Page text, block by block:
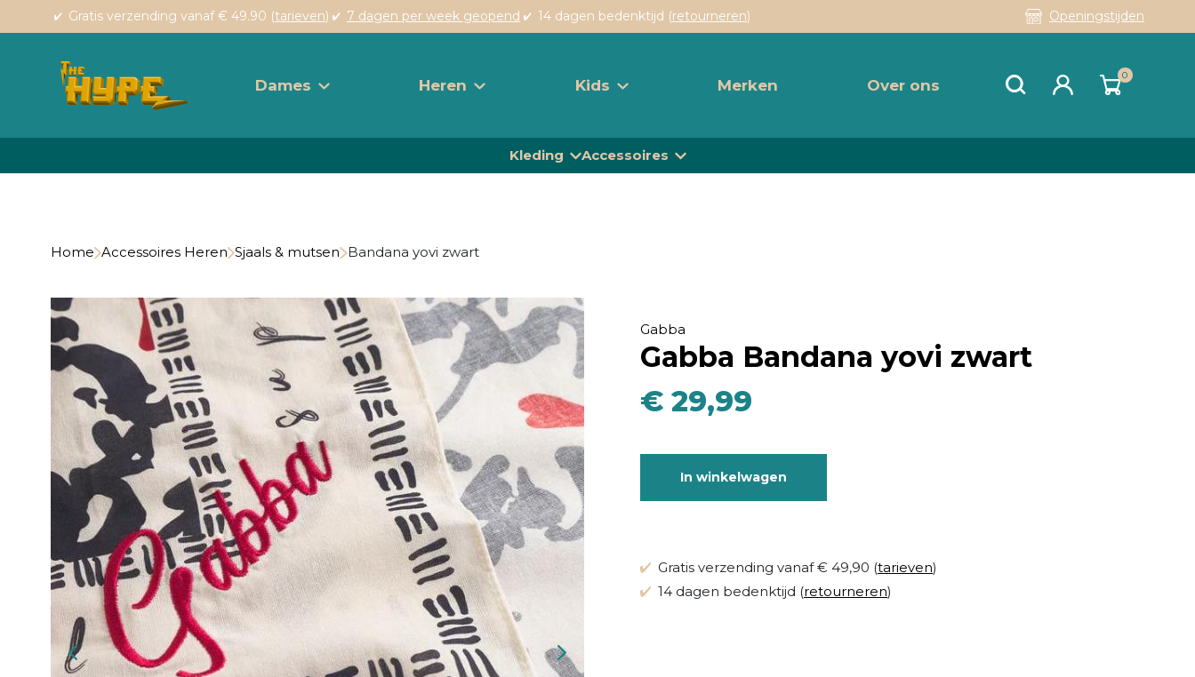
Gratis verzending vanaf € 49.90 (tarieven) 7 dagen per week geopend 14 dagen bedenktijd (retourneren) Openingstijden
Dames Heren Kids Merken Over ons
0
Kleding Accessoires
Home Accessoires Heren Sjaals & mutsen Bandana yovi zwart
Gabba
Gabba Bandana yovi zwart
€ 29,99
In winkelwagen
Gratis verzending vanaf € 49,90 (tarieven)
14 dagen bedenktijd (retourneren)